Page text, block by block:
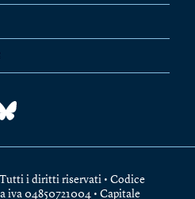
i diritti riservati • Codice
iva 04850721004 • Capitale